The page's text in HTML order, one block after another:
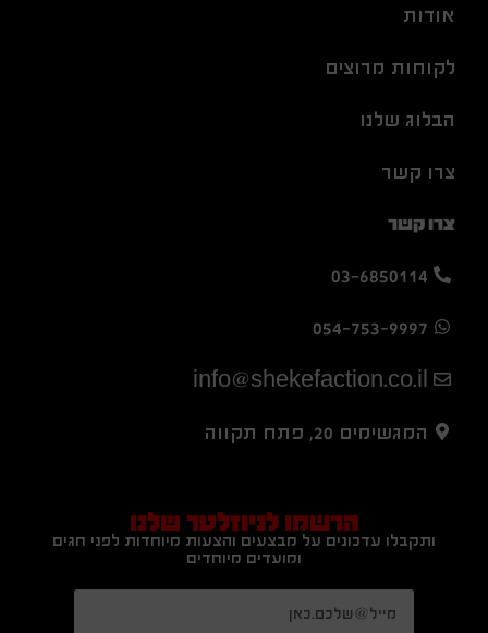
אודות
לקוחות מרוצים
הבלוג שלנו
צרו קשר
צרו קשר
03-6850114
054-753-9997
info@shekefaction.co.il
המגשימים 20, פתח תקווה
הרשמו לניוזלטר שלנו
ותקבלו עדכונים על מבצעים והצעות מיוחדות לפני חגים
ומועדים מיוחדים